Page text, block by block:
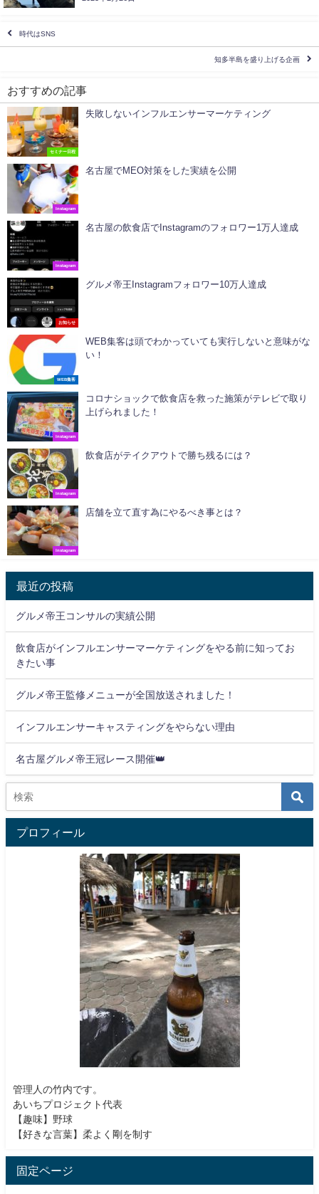
時代はSNS
知多半島を盛り上げる企画
おすすめの記事
セミナー日程
失敗しないインフルエンサーマーケティング
Instagram
名古屋でMEO対策をした実績を公開
Instagram
名古屋の飲食店でInstagramのフォロワー1万人達成
お知らせ
グルメ帝王Instagramフォロワー10万人達成
WEB集客
WEB集客は頭でわかっていても実行しないと意味がな
い！
Instagram
コロナショックで飲食店を救った施策がテレビで取り
上げられました！
Instagram
飲食店がテイクアウトで勝ち残るには？
Instagram
店舗を立て直す為にやるべき事とは？
最近の投稿
グルメ帝王コンサルの実績公開
飲食店がインフルエンサーマーケティングをやる前に知ってお
きたい事
グルメ帝王監修メニューが全国放送されました！
インフルエンサーキャスティングをやらない理由
名古屋グルメ帝王冠レース開催👑
プロフィール
管理人の竹内です。
あいちプロジェクト代表
【趣味】野球
【好きな言葉】柔よく剛を制す
固定ページ